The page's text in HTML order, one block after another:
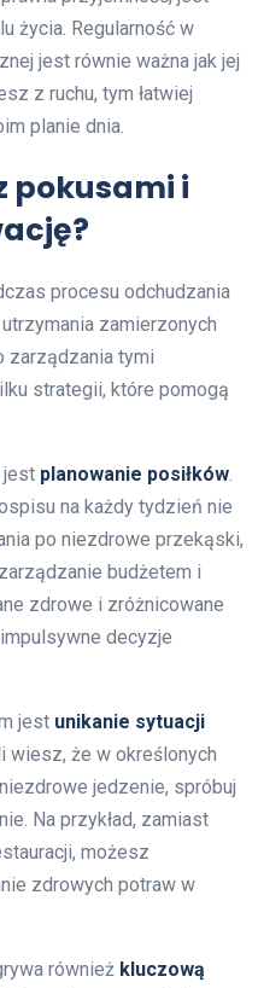
życia. Regularność w
jest równie ważna jak jej
z ruchu, tym łatwiej
planie dnia.
pokusami i
procesu odchudzania
zamierzonych
zarządzania tymi
strategii, które pomogą
jest planowanie posiłków
na każdy tydzień nie
po niezdrowe przekąski,
budżetem i
zdrowe i zróżnicowane
decyzje
jest unikanie sytuacji
wiesz, że w określonych
jedzenie, spróbuj
Na przykład, zamiast
możesz
zdrowych potraw w
również kluczową